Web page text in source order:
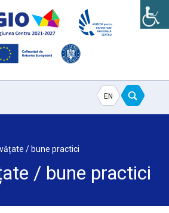
EN
/ bune practici
/ bune practici